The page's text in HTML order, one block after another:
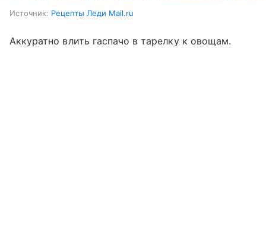
Источник: Рецепты Леди Mail.ru
Аккуратно влить гаспачо в тарелку к овощам.